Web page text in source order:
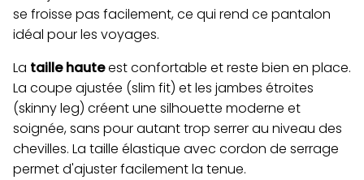
se froisse pas facilement, ce qui rend ce pantalon
idéal pour les voyages.
La taille hauteest confortable et reste bien en place.
La coupe ajustée (slim fit) et les jambes étroites
(skinny leg) créent une silhouette moderne et
soignée, sans pour autant trop serrer au niveau des
chevilles. La taille élastique avec cordon de serrage
permet d'ajuster facilement la tenue.